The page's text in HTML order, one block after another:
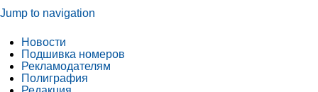
Jump to navigation
Новости
Подшивка номеров
Рекламодателям
Полиграфия